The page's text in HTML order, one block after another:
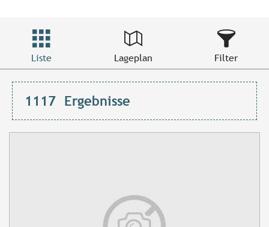
Liste Lageplan Filter
1117 Ergebnisse